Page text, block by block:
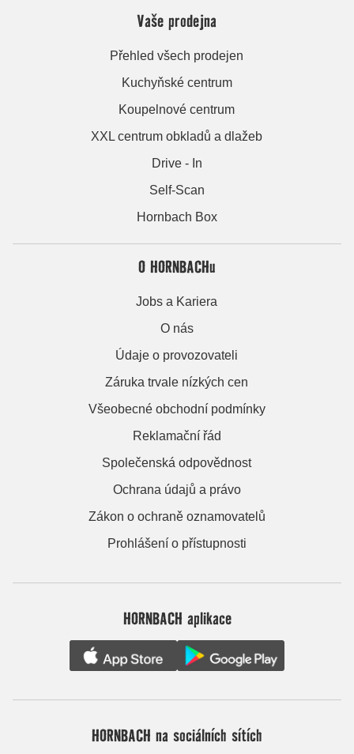
Vaše prodejna
Přehled všech prodejen
Kuchyňské centrum
Koupelnové centrum
XXL centrum obkladů a dlažeb
Drive - In
Self-Scan
Hornbach Box
O HORNBACHu
Jobs a Kariera
O nás
Údaje o provozovateli
Záruka trvale nízkých cen
Všeobecné obchodní podmínky
Reklamační řád
Společenská odpovědnost
Ochrana údajů a právo
Zákon o ochraně oznamovatelů
Prohlášení o přístupnosti
HORNBACH aplikace
HORNBACH na sociálních sítích